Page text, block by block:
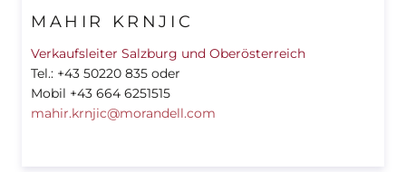
MAHIR KRNJIC
Verkaufsleiter Salzburg und Oberösterreich
Tel.: +43 50220 835 oder
Mobil +43 664 6251515
mahir.krnjic@morandell.com